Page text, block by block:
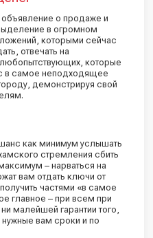
о продаже и
в огромном
которыми сейчас
отвечать на
которые
в самое неподходящее
демонстрируя свой
как минимум услышать
стремления сбить
– нарваться на
вам отдать ключи от
частями «в самое
главное – при всем при
малейшей гарантии того,
вам сроки и по